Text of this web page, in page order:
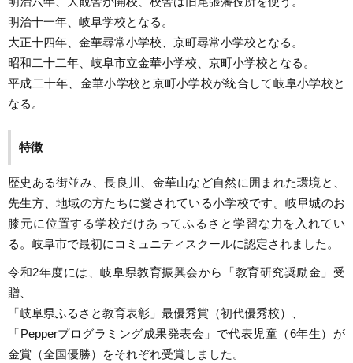
明治十一年、岐阜学校となる。
大正十四年、金華尋常小学校、京町尋常小学校となる。
昭和二十二年、岐阜市立金華小学校、京町小学校となる。
平成二十年、金華小学校と京町小学校が統合して岐阜小学校と
なる。
特徴
歴史ある街並み、長良川、金華山など自然に囲まれた環境と、
先生方、地域の方たちに愛されている小学校です。岐阜城のお
膝元に位置する学校だけあってふるさと学習な力を入れてい
る。岐阜市で最初にコミュニティスクールに認定されました。
令和2年度には、岐阜県教育振興会から「教育研究奨励金」受
贈、
「岐阜県ふるさと教育表彰」最優秀賞（初代優秀校）、
「Pepperプログラミング成果発表会」で代表児童（6年生）が
金賞（全国優勝）をそれぞれ受賞しました。